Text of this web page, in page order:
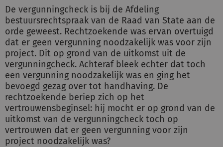
De vergunningcheck is bij de Afdeling
bestuursrechtspraak van de Raad van State aan de
orde geweest. Rechtzoekende was ervan overtuigd
dat er geen vergunning noodzakelijk was voor zijn
project. Dit op grond van de uitkomst uit de
vergunningcheck. Achteraf bleek echter dat toch
een vergunning noodzakelijk was en ging het
bevoegd gezag over tot handhaving. De
rechtzoekende beriep zich op het
vertrouwensbeginsel: hij mocht er op grond van de
uitkomst van de vergunningcheck toch op
vertrouwen dat er geen vergunning voor zijn
project noodzakelijk was?